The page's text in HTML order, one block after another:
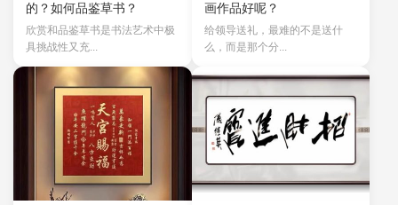
的？如何品鉴草书？
欣赏和品鉴草书是书法艺术中极
具挑战性又充...
画作品好呢？
给领导送礼，最难的不是送什
么，而是那个分...